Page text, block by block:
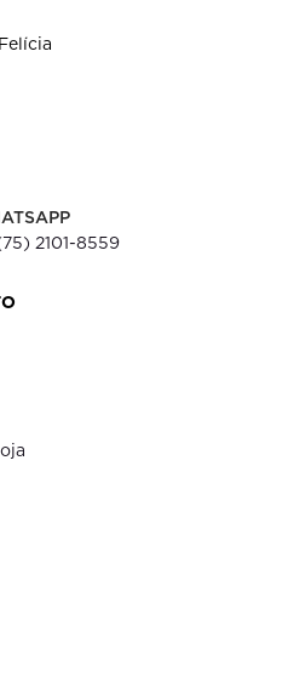
2101-8559